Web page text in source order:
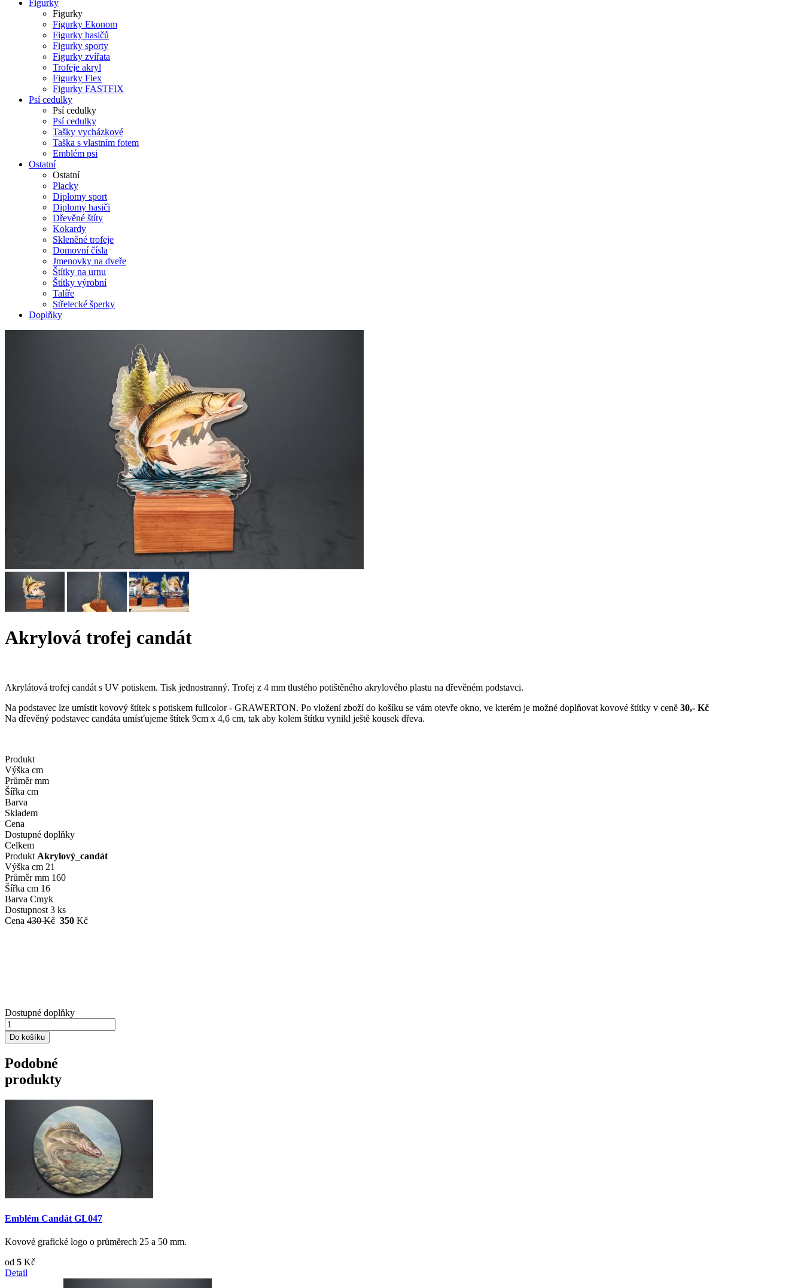
Figurky
Figurky
Figurky Ekonom
Figurky hasičů
Figurky sporty
Figurky zvířata
Trofeje akryl
Figurky Flex
Figurky FASTFIX
Psí cedulky
Psí cedulky
Psí cedulky
Tašky vycházkové
Taška s vlastním fotem
Emblém psi
Ostatní
Ostatní
Placky
Diplomy sport
Diplomy hasiči
Dřevěné štíty
Kokardy
Skleněné trofeje
Domovní čísla
Jmenovky na dveře
Štítky na urnu
Štítky výrobní
Talíře
Střelecké šperky
Doplňky
Akrylová trofej candát
Akrylátová trofej candát s UV potiskem. Tisk jednostranný. Trofej z 4 mm tlustého potištěného akrylového plastu na dřevěném podstavci.
Na podstavec lze umístit kovový štítek s potiskem fullcolor - GRAWERTON. Po vložení zboží do košíku se vám otevře okno, ve kterém je možné doplňovat kovové štítky v ceně 30,- Kč
Na dřevěný podstavec candáta umísťujeme štítek 9cm x 4,6 cm, tak aby kolem štítku vynikl ještě kousek dřeva.
Produkt
Výška cm
Průměr mm
Šířka cm
Barva
Skladem
Cena
Dostupné doplňky
Celkem
Produkt Akrylový_candát
Výška cm 21
Průměr mm 160
Šířka cm 16
Barva Cmyk
Dostupnost 3 ks
Cena 430 Kč 350 Kč
Dostupné doplňky
Podobné
produkty
Emblém Candát GL047
Kovové grafické logo o průměrech 25 a 50 mm.
od 5 Kč
Detail